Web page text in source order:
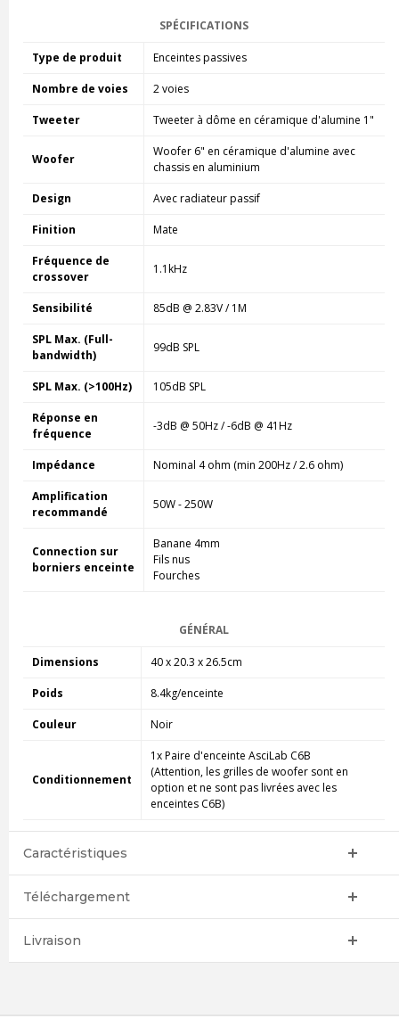
SPÉCIFICATIONS
Type de produit Enceintes passives
Nombre de voies 2 voies
Tweeter Tweeter à dôme en céramique d'alumine 1"
Woofer
Woofer 6" en céramique d'alumine avec
chassis en aluminium
Design Avec radiateur passif
Finition Mate
Fréquence de
crossover
1.1kHz
Sensibilité 85dB @ 2.83V / 1M
SPL Max. (Full-
bandwidth)
99dB SPL
SPL Max. (>100Hz) 105dB SPL
Réponse en
fréquence
-3dB @ 50Hz / -6dB @ 41Hz
Impédance Nominal 4 ohm (min 200Hz / 2.6 ohm)
Amplification
recommandé
50W - 250W
Connection sur
borniers enceinte
Banane 4mm
Fils nus
Fourches
GÉNÉRAL
Dimensions 40 x 20.3 x 26.5cm
Poids 8.4kg/enceinte
Couleur Noir
Conditionnement
1x Paire d'enceinte AsciLab C6B
(Attention, les grilles de woofer sont en
option et ne sont pas livrées avec les
enceintes C6B)
Caractéristiques
Téléchargement
Livraison